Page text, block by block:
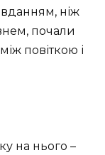
ніж
почали
повіткою і
на нього –